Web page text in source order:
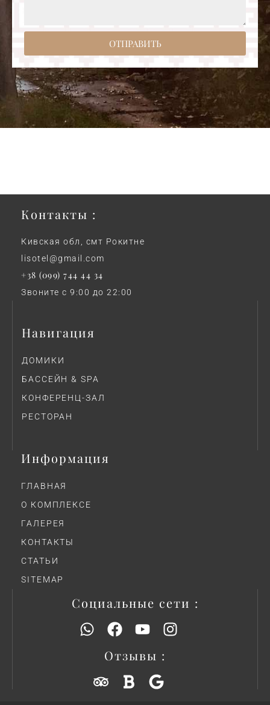
ОТПРАВИТЬ
Контакты :
Кивская обл, смт Рокитне
lisotel@gmail.com
+38 (099) 744 44 34
Звоните с 9:00 до 22:00
Навигация
ДОМИКИ
БАССЕЙН & SPA
КОНФЕРЕНЦ-ЗАЛ
РЕСТОРАН
Информация
ГЛАВНАЯ
О КОМПЛЕКСЕ
ГАЛЕРЕЯ
КОНТАКТЫ
СТАТЬИ
SITEMAP
Социальные сети :
Отзывы :